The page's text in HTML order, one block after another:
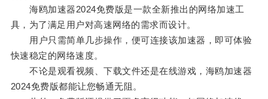
海鸥加速器2024免费版是一款全新推出的网络加速工
具，为了满足用户对高速网络的需求而设计。
用户只需简单几步操作，便可连接该加速器，即可体验
快速稳定的网络速度。
不论是观看视频、下载文件还是在线游戏，海鸥加速器
2024免费版都能让您畅通无阻。